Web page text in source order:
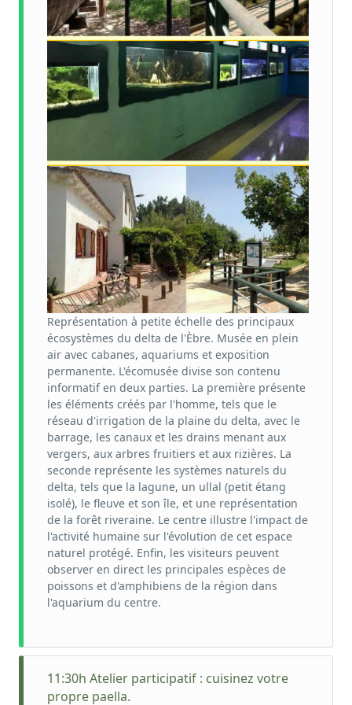
Représentation à petite échelle des principaux
écosystèmes du delta de l'Èbre. Musée en plein
air avec cabanes, aquariums et exposition
permanente. L'écomusée divise son contenu
informatif en deux parties. La première présente
les éléments créés par l'homme, tels que le
réseau d'irrigation de la plaine du delta, avec le
barrage, les canaux et les drains menant aux
vergers, aux arbres fruitiers et aux rizières. La
seconde représente les systèmes naturels du
delta, tels que la lagune, un ullal (petit étang
isolé), le fleuve et son île, et une représentation
de la forêt riveraine. Le centre illustre l'impact de
l'activité humaine sur l'évolution de cet espace
naturel protégé. Enfin, les visiteurs peuvent
observer en direct les principales espèces de
poissons et d'amphibiens de la région dans
l'aquarium du centre.
11:30h Atelier participatif : cuisinez votre
propre paella.